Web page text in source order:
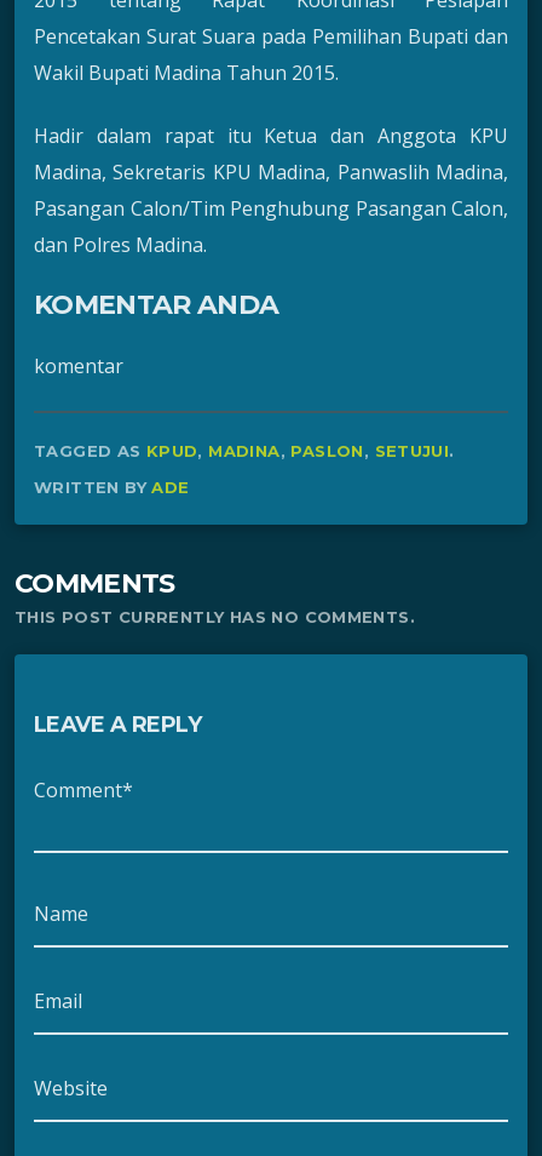
Pencetakan Surat Suara pada Pemilihan Bupati dan
Wakil Bupati Madina Tahun 2015.
Hadir dalam rapat itu Ketua dan Anggota KPU
Madina, Sekretaris KPU Madina, Panwaslih Madina,
Pasangan Calon/Tim Penghubung Pasangan Calon,
dan Polres Madina.
KOMENTAR ANDA
komentar
TAGGED AS KPUD, MADINA, PASLON, SETUJUI.
WRITTEN BYADE
COMMENTS
THIS POST CURRENTLY HAS NO COMMENTS.
LEAVE A REPLY
Comment*
Name
Email
Website